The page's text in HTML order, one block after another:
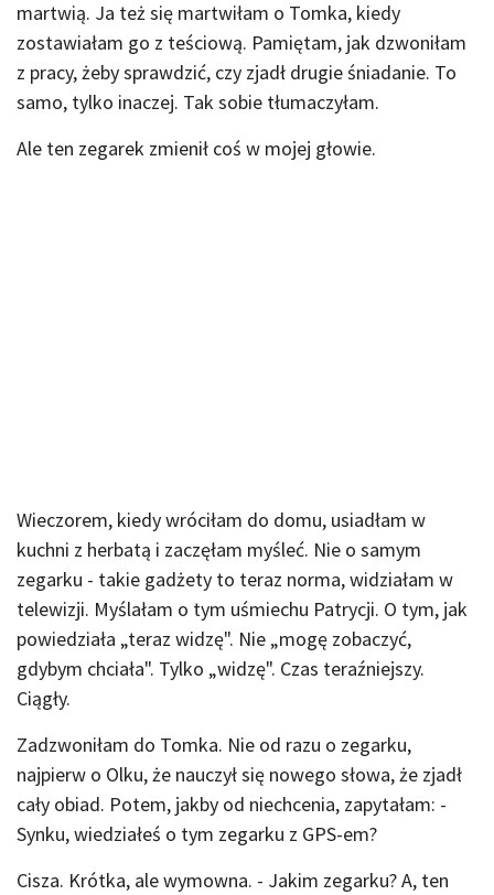
martwią. Ja też się martwiłam o Tomka, kiedy
zostawiałam go z teściową. Pamiętam, jak dzwoniłam
z pracy, żeby sprawdzić, czy zjadł drugie śniadanie. To
samo, tylko inaczej. Tak sobie tłumaczyłam.
Ale ten zegarek zmienił coś w mojej głowie.
Wieczorem, kiedy wróciłam do domu, usiadłam w
kuchni z herbatą i zaczęłam myśleć. Nie o samym
zegarku - takie gadżety to teraz norma, widziałam w
telewizji. Myślałam o tym uśmiechu Patrycji. O tym, jak
powiedziała „teraz widzę". Nie „mogę zobaczyć,
gdybym chciała". Tylko „widzę". Czas teraźniejszy.
Ciągły.
Zadzwoniłam do Tomka. Nie od razu o zegarku,
najpierw o Olku, że nauczył się nowego słowa, że zjadł
cały obiad. Potem, jakby od niechcenia, zapytałam: -
Synku, wiedziałeś o tym zegarku z GPS-em?
Cisza. Krótka, ale wymowna. - Jakim zegarku? A, ten